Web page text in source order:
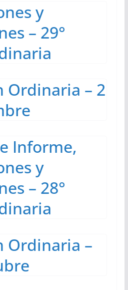
y
– 29°
Ordinaria – 2
Informe,
y
– 28°
Ordinaria –